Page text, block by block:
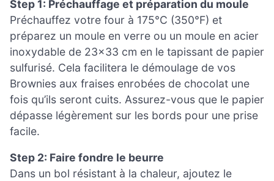
Step 1: Préchauffage et préparation du moule
Préchauffez votre four à 175°C (350°F) et
préparez un moule en verre ou un moule en acier
inoxydable de 23×33 cm en le tapissant de papier
sulfurisé. Cela facilitera le démoulage de vos
Brownies aux fraises enrobées de chocolat une
fois qu’ils seront cuits. Assurez-vous que le papier
dépasse légèrement sur les bords pour une prise
facile.
Step 2: Faire fondre le beurre
Dans un bol résistant à la chaleur, ajoutez le